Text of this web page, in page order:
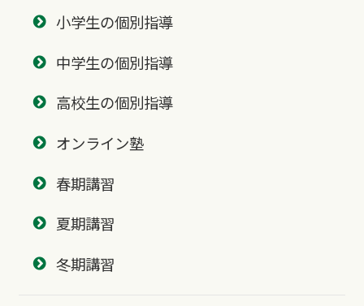
小学生の個別指導
中学生の個別指導
高校生の個別指導
オンライン塾
春期講習
夏期講習
冬期講習